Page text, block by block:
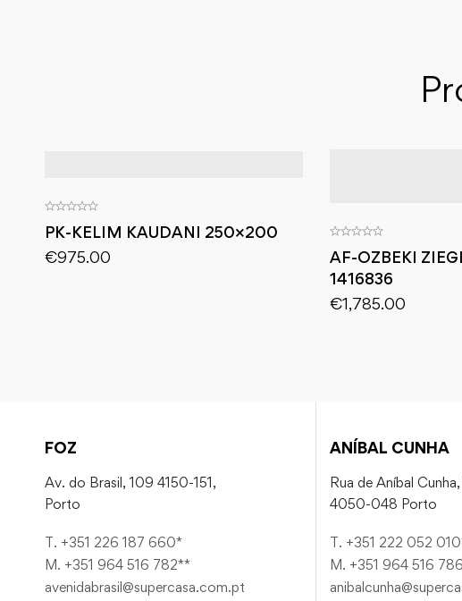
PK-KELIM KAUDANI 250×200
€975.00
AF-OZBEKI
1416836
€1,785.00
FOZ
Av. do Brasil, 109 4150-151,
Porto
T. +351 226 187 660*
M. +351 964 516 782**
avenidabrasil@supercasa.com.pt
ANÍBAL CUNHA
Rua de Aníbal Cunha,
4050-048 Porto
T. +351 222 052
M. +351 964 516